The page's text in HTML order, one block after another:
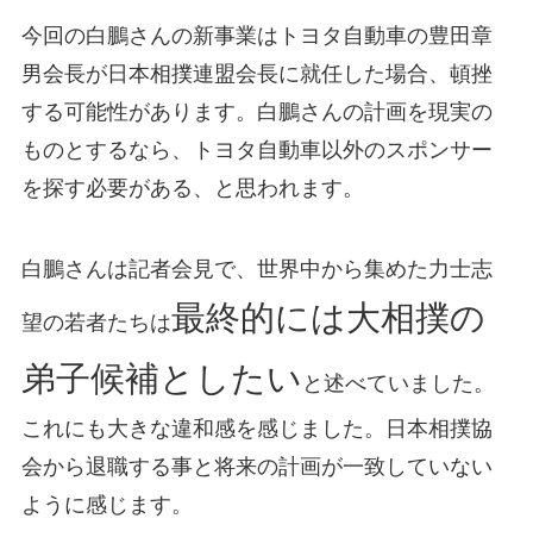
今回の白鵬さんの新事業はトヨタ自動車の豊田章
男会長が日本相撲連盟会長に就任した場合、頓挫
する可能性があります。白鵬さんの計画を現実の
ものとするなら、トヨタ自動車以外のスポンサー
を探す必要がある、と思われます。
白鵬さんは記者会見で、世界中から集めた力士志
望の若者たちは最終的には大相撲の
弟子候補としたい と述べていました。
これにも大きな違和感を感じました。日本相撲協
会から退職する事と将来の計画が一致していない
ように感じます。